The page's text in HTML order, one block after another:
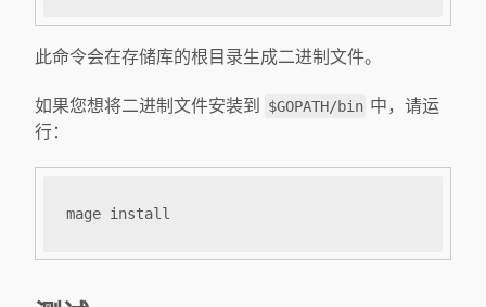
此命令会在存储库的根目录生成二进制文件。
如果您想将二进制文件安装到 $GOPATH/bin 中，请运
行：